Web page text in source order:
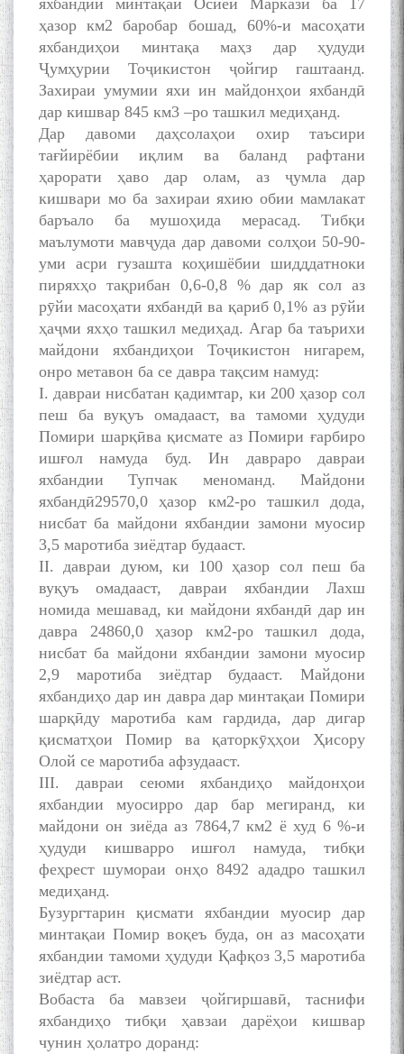
яхбандии минтақаи Осиёи Марказӣ ба 17
ҳазор км2 баробар бошад, 60%-и масоҳати
яхбандиҳои минтақа маҳз дар ҳудуди
Ҷумҳурии Тоҷикистон ҷойгир гаштаанд.
Захираи умумии яхи ин майдонҳои яхбандӣ
дар кишвар 845 км3 –ро ташкил медиҳанд.
Дар давоми даҳсолаҳои охир таъсири
тағйирёбии иқлим ва баланд рафтани
ҳарорати ҳаво дар олам, аз ҷумла дар
кишвари мо ба захираи яхию обии мамлакат
баръало ба мушоҳида мерасад. Тибқи
маълумоти мавҷуда дар давоми солҳои 50-90-
уми асри гузашта коҳишёбии шидддатноки
пиряхҳо тақрибан 0,6-0,8 % дар як сол аз
рӯйи масоҳати яхбандӣ ва қариб 0,1% аз рӯйи
ҳаҷми яхҳо ташкил медиҳад. Агар ба таърихи
майдони яхбандиҳои Тоҷикистон нигарем,
онро метавон ба се давра тақсим намуд:
I. давраи нисбатан қадимтар, ки 200 ҳазор сол
пеш ба вуқуъ омадааст, ва тамоми ҳудуди
Помири шарқӣва қисмате аз Помири ғарбиро
ишғол намуда буд. Ин давраро давраи
яхбандии Тупчак меноманд. Майдони
яхбандӣ29570,0 ҳазор км2-ро ташкил дода,
нисбат ба майдони яхбандии замони муосир
3,5 маротиба зиёдтар будааст.
II. давраи дуюм, ки 100 ҳазор сол пеш ба
вуқуъ омадааст, давраи яхбандии Лахш
номида мешавад, ки майдони яхбандӣ дар ин
давра 24860,0 ҳазор км2-ро ташкил дода,
нисбат ба майдони яхбандии замони муосир
2,9 маротиба зиёдтар будааст. Майдони
яхбандиҳо дар ин давра дар минтақаи Помири
шарқӣду маротиба кам гардида, дар дигар
қисматҳои Помир ва қаторкӯҳҳои Ҳисору
Олой се маротиба афзудааст.
III. давраи сеюми яхбандиҳо майдонҳои
яхбандии муосирро дар бар мегиранд, ки
майдони он зиёда аз 7864,7 км2 ё худ 6 %-и
ҳудуди кишварро ишғол намуда, тибқи
феҳрест шумораи онҳо 8492 ададро ташкил
медиҳанд.
Бузургтарин қисмати яхбандии муосир дар
минтақаи Помир воқеъ буда, он аз масоҳати
яхбандии тамоми ҳудуди Қафқоз 3,5 маротиба
зиёдтар аст.
Вобаста ба мавзеи ҷойгиршавӣ, таснифи
яхбандиҳо тибқи ҳавзаи дарёҳои кишвар
чунин ҳолатро доранд:
БА МУНОСИБАТИ
БУЗУРГДОШТИ РӮЗИ РӮДАКӢ